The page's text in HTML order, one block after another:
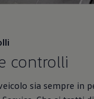
controlli
sia sempre in